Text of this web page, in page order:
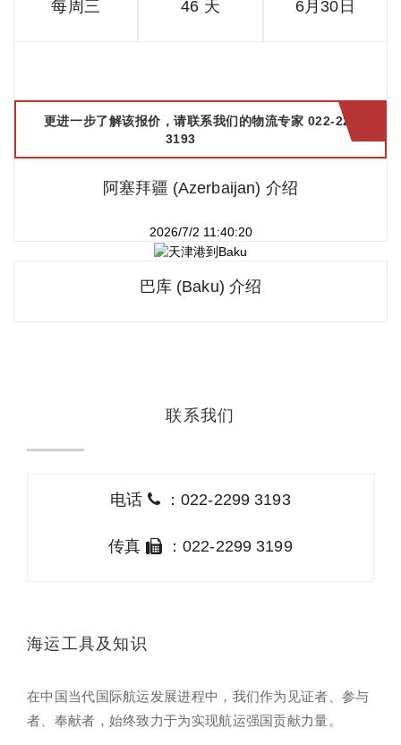
每周三 46 天 6月30日
更进一步了解该报价，请联系我们的物流专家 022-2299
3193
阿塞拜疆 (Azerbaijan) 介绍
2026/7/2 11:40:20
巴库 (Baku) 介绍
联系我们
电话 ：022-2299 3193
传真 ：022-2299 3199
海运工具及知识
在中国当代国际航运发展进程中，我们作为见证者、参与
者、奉献者，始终致力于为实现航运强国贡献力量。